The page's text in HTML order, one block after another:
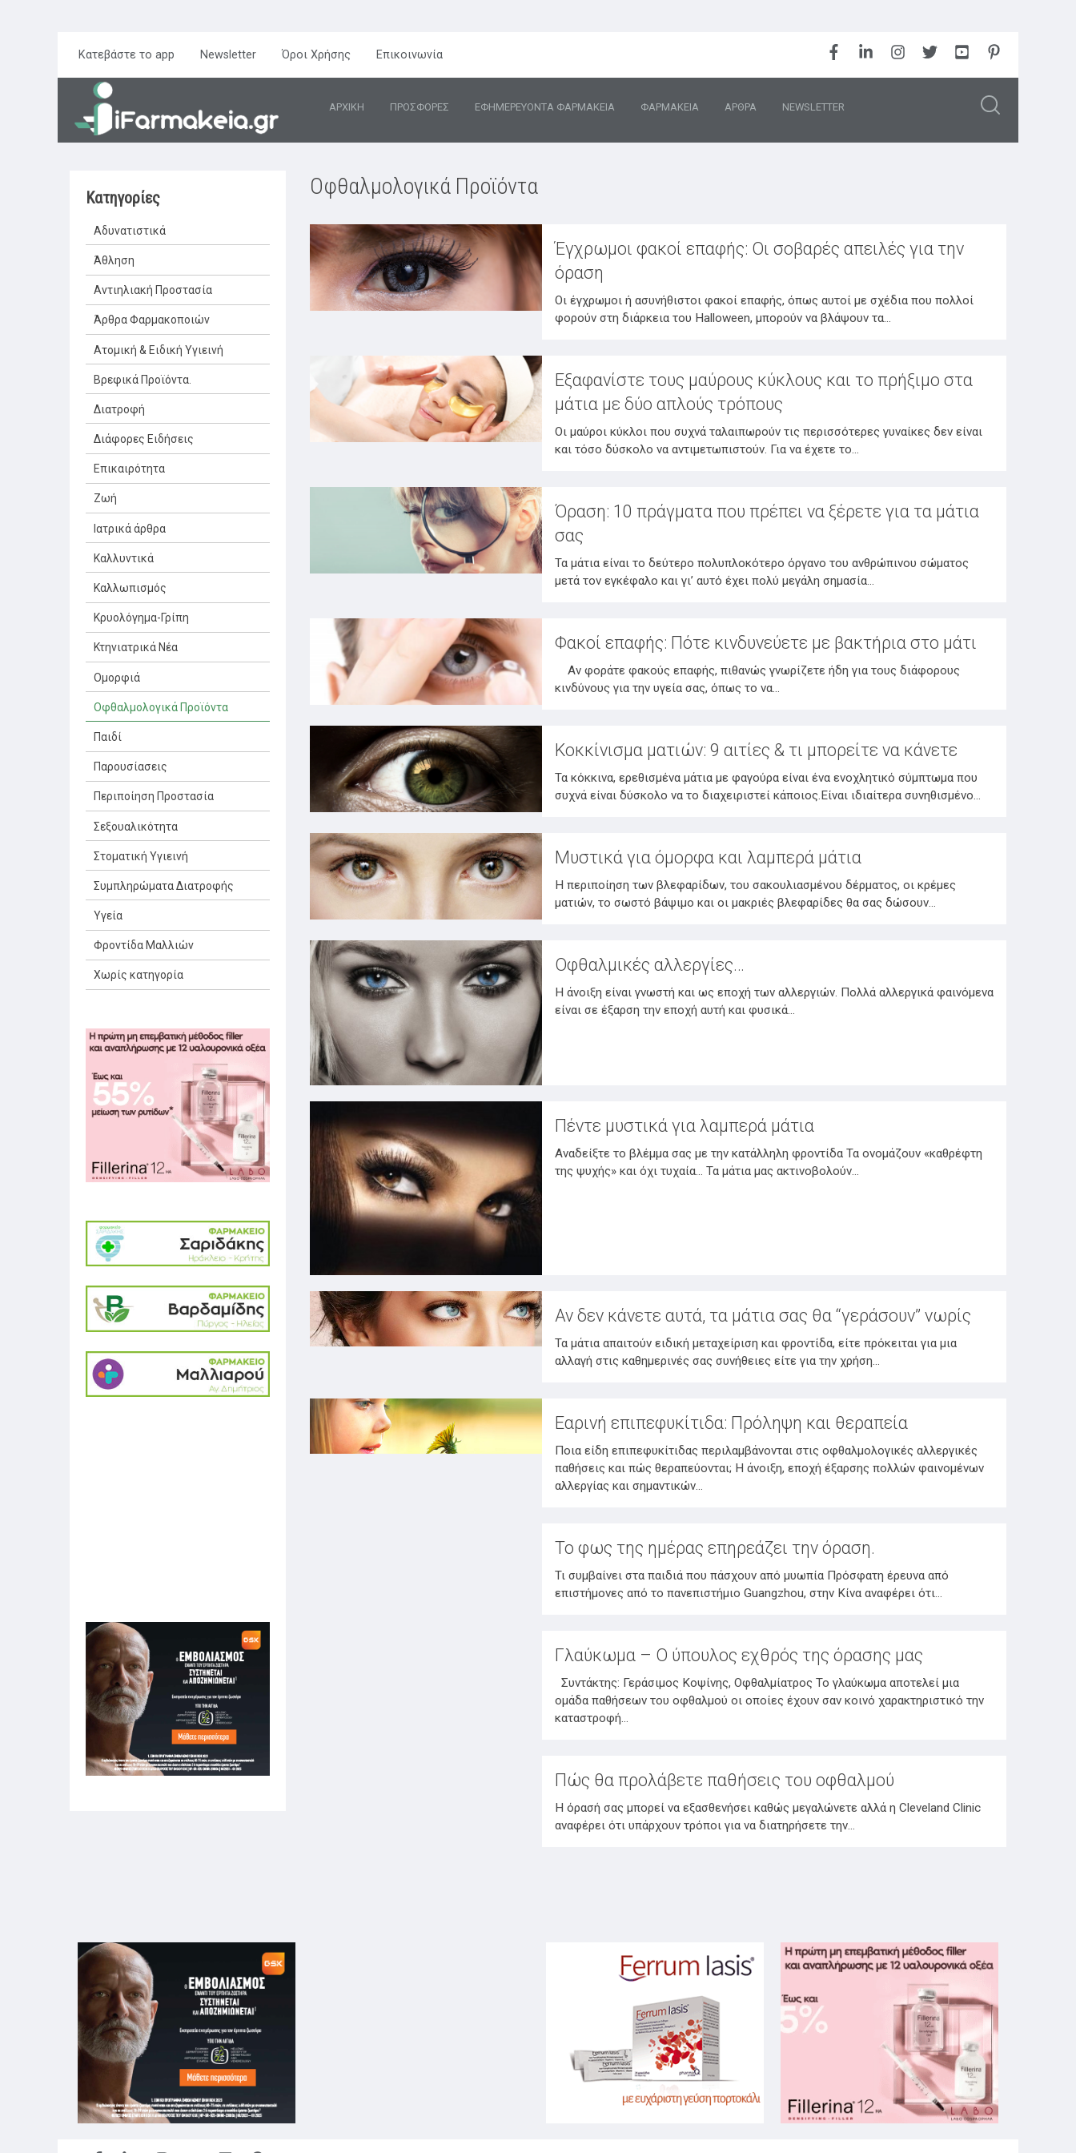
Κατεβάστε το app Newsletter Όροι Χρήσης Επικοινωνία
ΑΡΧΙΚΗ ΠΡΟΣΦΟΡΕΣ ΕΦΗΜΕΡΕΥΟΝΤΑ ΦΑΡΜΑΚΕΙΑ ΦΑΡΜΑΚΕΙΑ ΑΡΘΡΑ NEWSLETTER
Κατηγορίες
Αδυνατιστικά
Άθληση
Αντιηλιακή Προστασία
Άρθρα Φαρμακοποιών
Ατομική & Ειδική Υγιεινή
Βρεφικά Προϊόντα.
Διατροφή
Διάφορες Ειδήσεις
Επικαιρότητα
Ζωή
Ιατρικά άρθρα
Καλλυντικά
Καλλωπισμός
Κρυολόγημα-Γρίπη
Κτηνιατρικά Νέα
Ομορφιά
Οφθαλμολογικά Προϊόντα
Παιδί
Παρουσίασεις
Περιποίηση Προστασία
Σεξουαλικότητα
Στοματική Υγιεινή
Συμπληρώματα Διατροφής
Υγεία
Φροντίδα Μαλλιών
Χωρίς κατηγορία
Οφθαλμολογικά Προϊόντα
Έγχρωμοι φακοί επαφής: Οι σοβαρές απειλές για την
όραση
Οι έγχρωμοι ή ασυνήθιστοι φακοί επαφής, όπως αυτοί με σχέδια που πολλοί
φορούν στη διάρκεια του Halloween, μπορούν να βλάψουν τα…
Εξαφανίστε τους μαύρους κύκλους και το πρήξιμο στα
μάτια με δύο απλούς τρόπους
Οι μαύροι κύκλοι που συχνά ταλαιπωρούν τις περισσότερες γυναίκες δεν είναι
και τόσο δύσκολο να αντιμετωπιστούν. Για να έχετε το…
Όραση: 10 πράγματα που πρέπει να ξέρετε για τα μάτια
σας
Τα μάτια είναι το δεύτερο πολυπλοκότερο όργανο του ανθρώπινου σώματος
μετά τον εγκέφαλο και γι’ αυτό έχει πολύ μεγάλη σημασία…
Φακοί επαφής: Πότε κινδυνεύετε με βακτήρια στο μάτι
Αν φοράτε φακούς επαφής, πιθανώς γνωρίζετε ήδη για τους διάφορους
κινδύνους για την υγεία σας, όπως το να…
Κοκκίνισμα ματιών: 9 αιτίες & τι μπορείτε να κάνετε
Τα κόκκινα, ερεθισμένα μάτια με φαγούρα είναι ένα ενοχλητικό σύμπτωμα που
συχνά είναι δύσκολο να το διαχειριστεί κάποιος.Είναι ιδιαίτερα συνηθισμένο…
Μυστικά για όμορφα και λαμπερά μάτια
Η περιποίηση των βλεφαρίδων, του σακουλιασμένου δέρματος, οι κρέμες
ματιών, το σωστό βάψιμο και οι μακριές βλεφαρίδες θα σας δώσουν…
Οφθαλμικές αλλεργίες…
Η άνοιξη είναι γνωστή και ως εποχή των αλλεργιών. Πολλά αλλεργικά φαινόμενα
είναι σε έξαρση την εποχή αυτή και φυσικά…
Πέντε μυστικά για λαμπερά μάτια
Αναδείξτε το βλέμμα σας με την κατάλληλη φροντίδα Τα ονομάζουν «καθρέφτη
της ψυχής» και όχι τυχαία… Τα μάτια μας ακτινοβολούν…
Αν δεν κάνετε αυτά, τα μάτια σας θα “γεράσουν” νωρίς
Τα μάτια απαιτούν ειδική μεταχείριση και φροντίδα, είτε πρόκειται για μια
αλλαγή στις καθημερινές σας συνήθειες είτε για την χρήση…
Εαρινή επιπεφυκίτιδα: Πρόληψη και θεραπεία
Ποια είδη επιπεφυκίτιδας περιλαμβάνονται στις οφθαλμολογικές αλλεργικές
παθήσεις και πώς θεραπεύονται; H άνοιξη, εποχή έξαρσης πολλών φαινομένων
αλλεργίας και σημαντικών…
Το φως της ημέρας επηρεάζει την όραση.
Τι συμβαίνει στα παιδιά που πάσχουν από μυωπία Πρόσφατη έρευνα από
επιστήμονες από το πανεπιστήμιο Guangzhou, στην Κίνα αναφέρει ότι…
Γλαύκωμα – Ο ύπουλος εχθρός της όρασης μας
Συντάκτης: Γεράσιμος Κοψίνης, Οφθαλμίατρος Το γλαύκωμα αποτελεί μια
ομάδα παθήσεων του οφθαλμού οι οποίες έχουν σαν κοινό χαρακτηριστικό την
καταστροφή…
Πώς θα προλάβετε παθήσεις του οφθαλμού
Η όρασή σας μπορεί να εξασθενήσει καθώς μεγαλώνετε αλλά η Cleveland Clinic
αναφέρει ότι υπάρχουν τρόποι για να διατηρήσετε την…